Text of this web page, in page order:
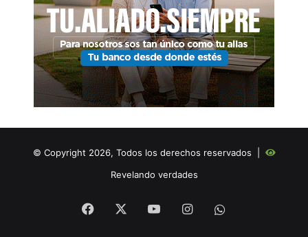
© Copyright 2026, Todos los derechos reservados |
Revelando verdades
Facebook YouTubeInstagram